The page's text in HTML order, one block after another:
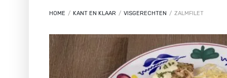
HOME / KANT EN KLAAR / VISGERECHTEN / ZALMFILET